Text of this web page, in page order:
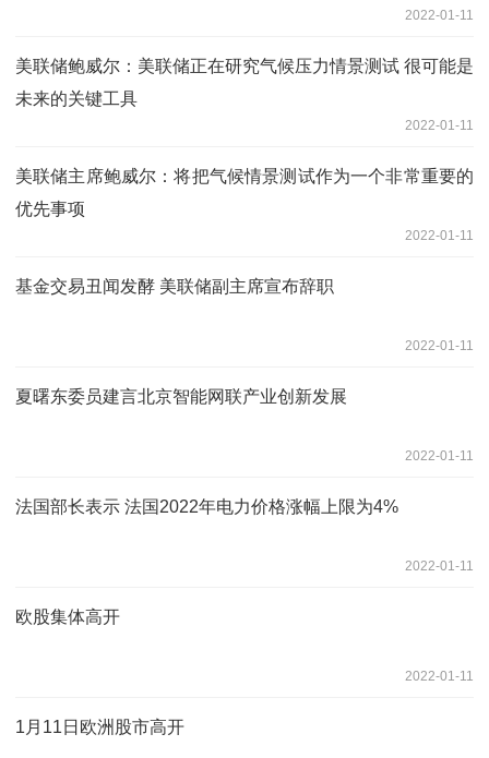
2022-01-11
美联储鲍威尔：美联储正在研究气候压力情景测试 很可能是
未来的关键工具
2022-01-11
美联储主席鲍威尔：将把气候情景测试作为一个非常重要的
优先事项
2022-01-11
基金交易丑闻发酵 美联储副主席宣布辞职
2022-01-11
夏曙东委员建言北京智能网联产业创新发展
2022-01-11
法国部长表示 法国2022年电力价格涨幅上限为4%
2022-01-11
欧股集体高开
2022-01-11
1月11日欧洲股市高开